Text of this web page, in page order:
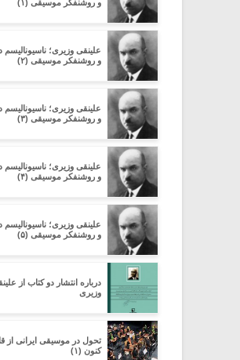
و روشنفکر موسیقی (۱)
علینقی وزیری؛ ناسیونالیسم
و روشنفکر موسیقی (۲)
علینقی وزیری؛ ناسیونالیسم
و روشنفکر موسیقی (۳)
علینقی وزیری؛ ناسیونالیسم
و روشنفکر موسیقی (۴)
علینقی وزیری؛ ناسیونالیسم
و روشنفکر موسیقی (۵)
درباره انتشار دو کتاب از
وزیری
تحول در موسیقی ایرانی از
کنون (۱)